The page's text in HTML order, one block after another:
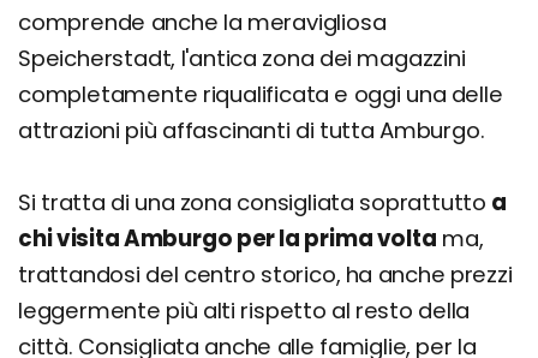
comprende anche la meravigliosa
Speicherstadt, l'antica zona dei magazzini
completamente riqualificata e oggi una delle
attrazioni più affascinanti di tutta Amburgo.
Si tratta di una zona consigliata soprattutto a
chi visita Amburgo per la prima volta ma,
trattandosi del centro storico, ha anche prezzi
leggermente più alti rispetto al resto della
città. Consigliata anche alle famiglie, per la